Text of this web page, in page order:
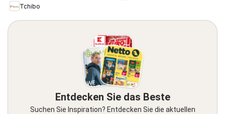
Tchibo
Entdecken Sie das Beste
Suchen Sie Inspiration? Entdecken Sie die aktuellen